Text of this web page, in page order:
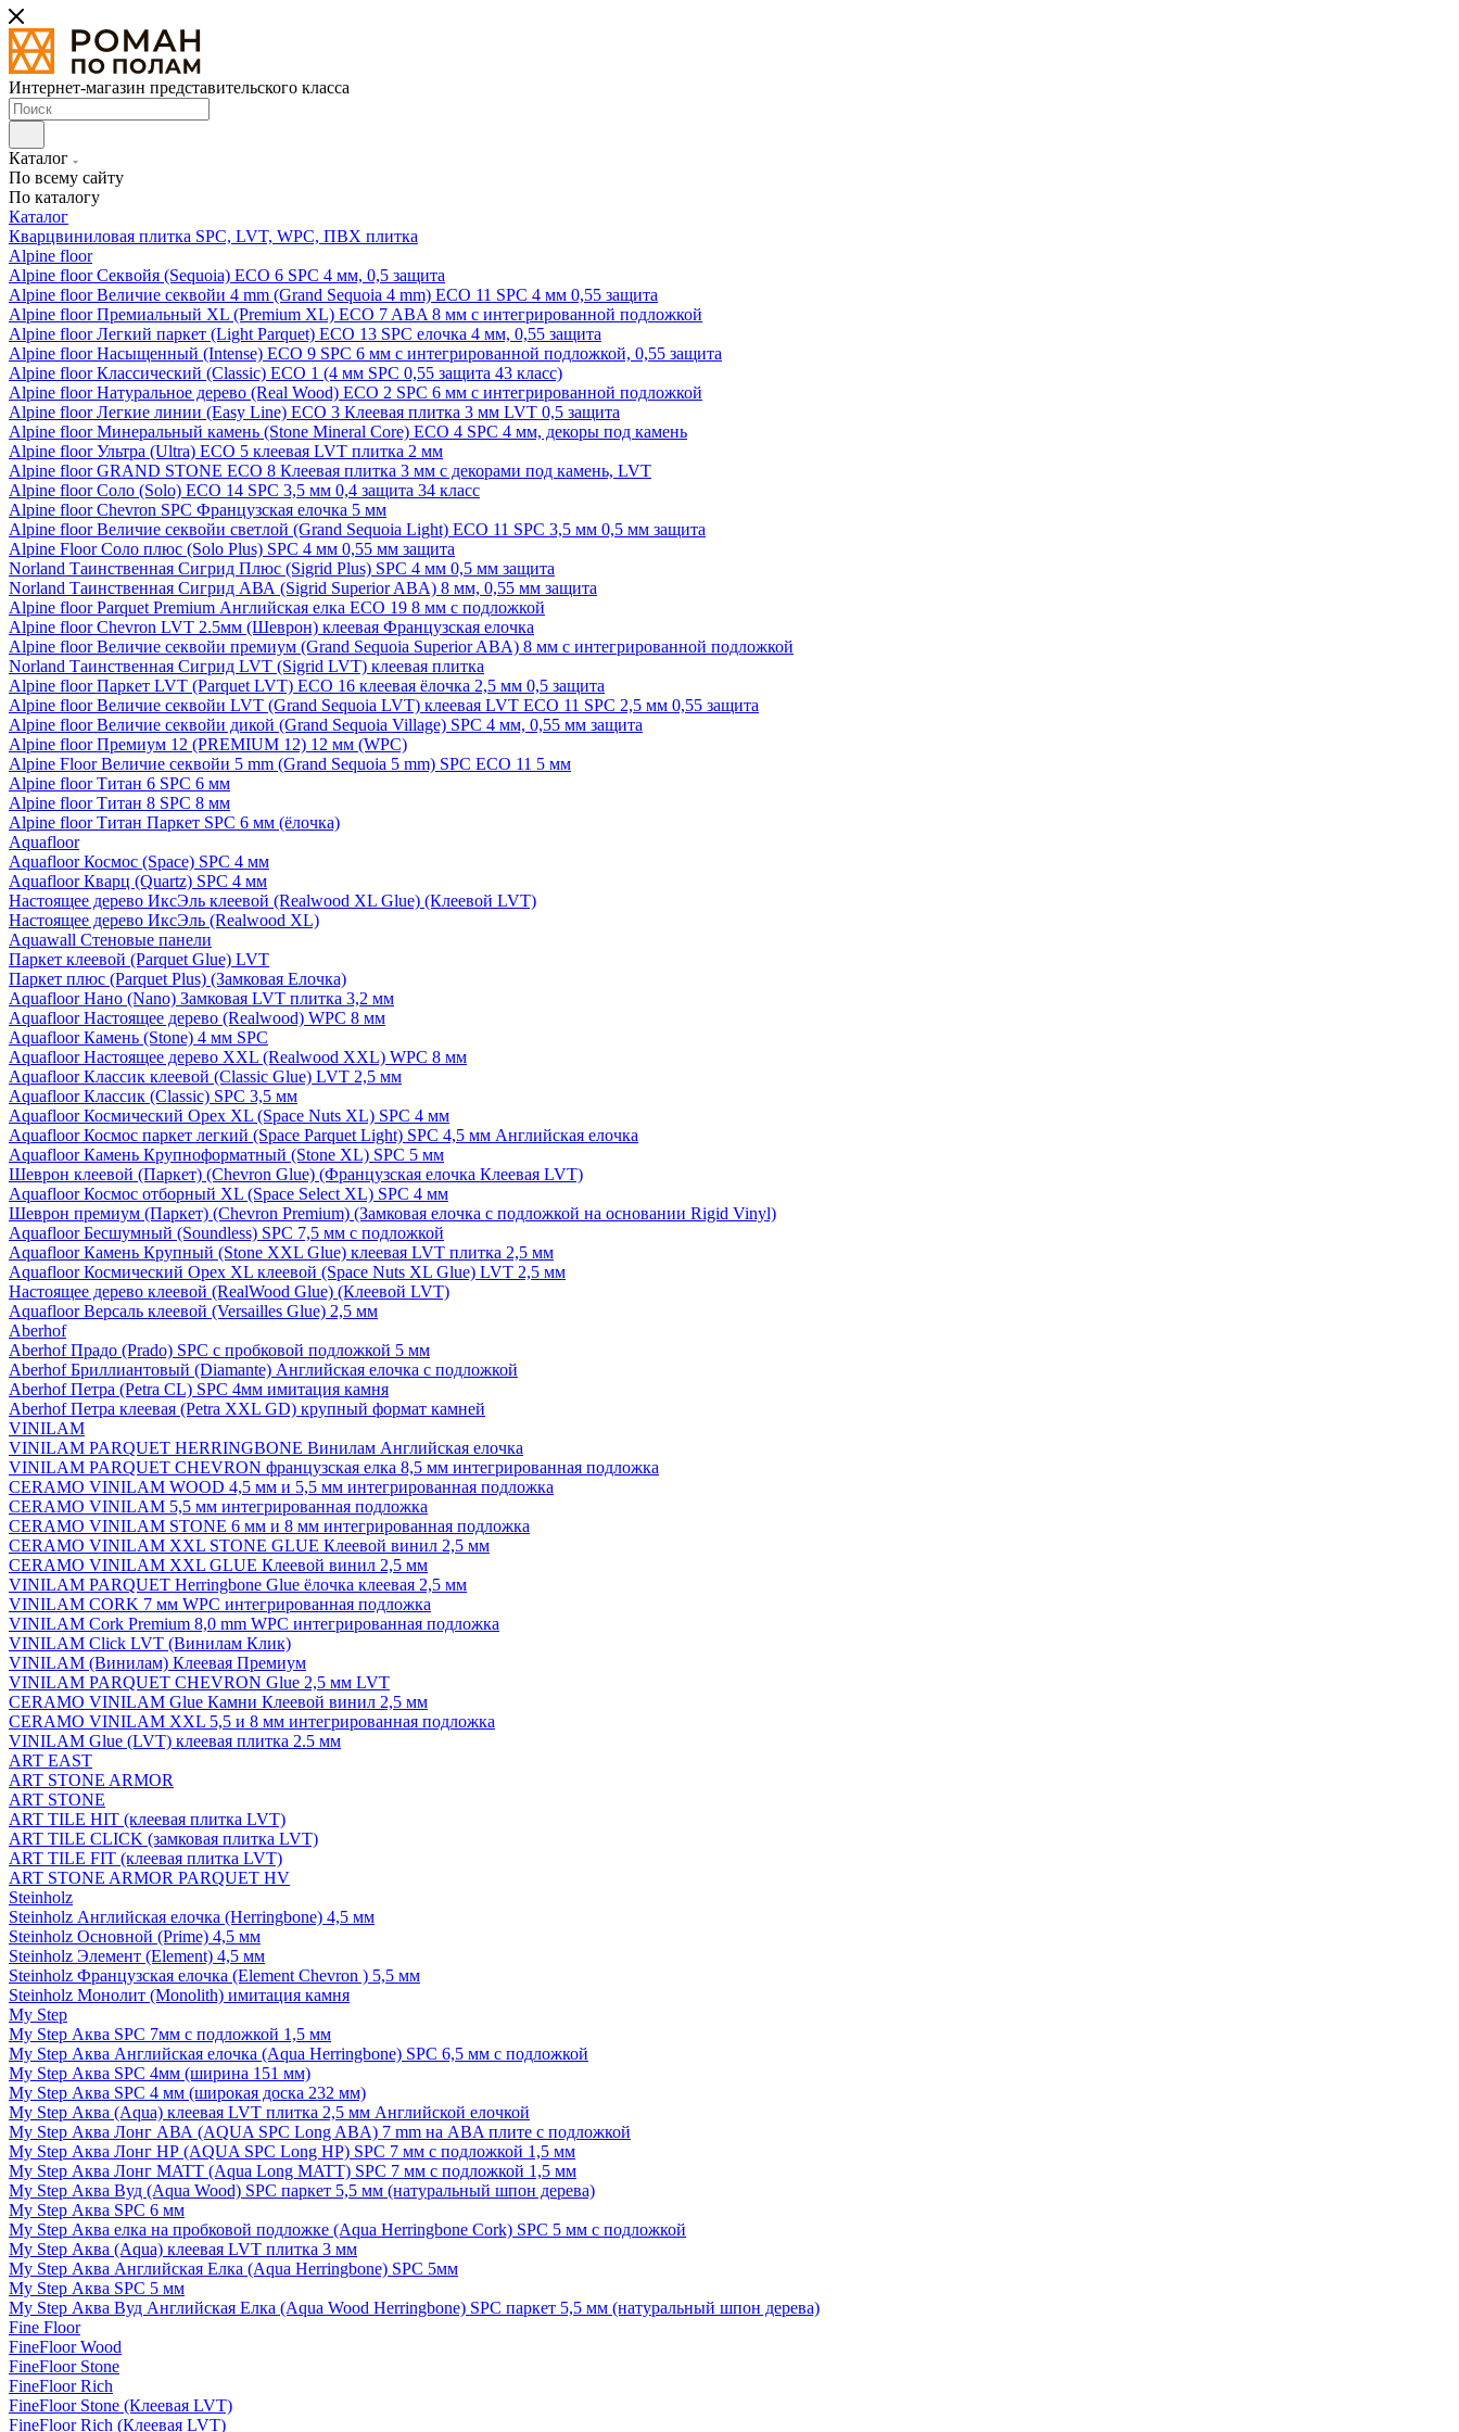
Интернет-магазин представительского класса
Каталог
По всему сайту
По каталогу
Каталог
Кварцвиниловая плитка SPC, LVT, WPC, ПВХ плитка
Alpine floor
Alpine floor Секвойя (Sequoia) ECO 6 SPC 4 мм, 0,5 защита
Alpine floor Величие секвойи 4 mm (Grand Sequoia 4 mm) ECO 11 SPC 4 мм 0,55 защита
Alpine floor Премиальный XL (Premium XL) ECO 7 ABA 8 мм с интегрированной подложкой
Alpine floor Легкий паркет (Light Parquet) ECO 13 SPC елочка 4 мм, 0,55 защита
Alpine floor Насыщенный (Intense) ECO 9 SPC 6 мм с интегрированной подложкой, 0,55 защита
Alpine floor Классический (Classic) ECO 1 (4 мм SPC 0,55 защита 43 класс)
Alpine floor Натуральное дерево (Real Wood) ECO 2 SPC 6 мм с интегрированной подложкой
Alpine floor Легкие линии (Easy Line) ECO 3 Клеевая плитка 3 мм LVT 0,5 защита
Alpine floor Минеральный камень (Stone Mineral Core) ECO 4 SPC 4 мм, декоры под камень
Alpine floor Ультра (Ultra) ECO 5 клеевая LVT плитка 2 мм
Alpine floor GRAND STONE ECO 8 Клеевая плитка 3 мм с декорами под камень, LVT
Alpine floor Соло (Solo) ECO 14 SPC 3,5 мм 0,4 защита 34 класс
Alpine floor Chevron SPC Французская елочка 5 мм
Alpine floor Величие секвойи светлой (Grand Sequoia Light) ECO 11 SPC 3,5 мм 0,5 мм защита
Alpine Floor Соло плюс (Solo Plus) SPC 4 мм 0,55 мм защита
Norland Таинственная Сигрид Плюс (Sigrid Plus) SPC 4 мм 0,5 мм защита
Norland Таинственная Сигрид АВА (Sigrid Superior ABA) 8 мм, 0,55 мм защита
Alpine floor Parquet Premium Английская елка ECO 19 8 мм с подложкой
Alpine floor Chevron LVT 2.5мм (Шеврон) клеевая Французская елочка
Alpine floor Величие секвойи премиум (Grand Sequoia Superior ABA) 8 мм с интегрированной подложкой
Norland Таинственная Сигрид LVT (Sigrid LVT) клеевая плитка
Alpine floor Паркет LVT (Parquet LVT) ECO 16 клеевая ёлочка 2,5 мм 0,5 защита
Alpine floor Величие секвойи LVT (Grand Sequoia LVT) клеевая LVT ECO 11 SPC 2,5 мм 0,55 защита
Alpine floor Величие секвойи дикой (Grand Sequoia Village) SPC 4 мм, 0,55 мм защита
Alpine floor Премиум 12 (PREMIUM 12) 12 мм (WPC)
Alpine Floor Величие секвойи 5 mm (Grand Sequoia 5 mm) SPC ECO 11 5 мм
Alpine floor Титан 6 SPC 6 мм
Alpine floor Титан 8 SPC 8 мм
Alpine floor Титан Паркет SPC 6 мм (ёлочка)
Aquafloor
Aquafloor Космос (Space) SPC 4 мм
Aquafloor Кварц (Quartz) SPC 4 мм
Настоящее дерево ИксЭль клеевой (Realwood XL Glue) (Клеевой LVT)
Настоящее дерево ИксЭль (Realwood XL)
Aquawall Стеновые панели
Паркет клеевой (Parquet Glue) LVT
Паркет плюс (Parquet Plus) (Замковая Елочка)
Aquafloor Нано (Nano) Замковая LVT плитка 3,2 мм
Aquafloor Настоящее дерево (Realwood) WPC 8 мм
Aquafloor Камень (Stone) 4 мм SPC
Aquafloor Настоящее дерево XXL (Realwood XXL) WPC 8 мм
Aquafloor Классик клеевой (Classic Glue) LVT 2,5 мм
Aquafloor Классик (Classic) SPC 3,5 мм
Aquafloor Космический Орех XL (Space Nuts XL) SPC 4 мм
Aquafloor Космос паркет легкий (Space Parquet Light) SPC 4,5 мм Английская елочка
Aquafloor Камень Крупноформатный (Stone XL) SPC 5 мм
Шеврон клеевой (Паркет) (Chevron Glue) (Французская елочка Клеевая LVT)
Aquafloor Космос отборный XL (Space Select XL) SPC 4 мм
Шеврон премиум (Паркет) (Chevron Premium) (Замковая елочка с подложкой на основании Rigid Vinyl)
Aquafloor Бесшумный (Soundless) SPC 7,5 мм с подложкой
Aquafloor Камень Крупный (Stone XXL Glue) клеевая LVT плитка 2,5 мм
Aquafloor Космический Орех XL клеевой (Space Nuts XL Glue) LVT 2,5 мм
Настоящее дерево клеевой (RealWood Glue) (Клеевой LVT)
Aquafloor Версаль клеевой (Versailles Glue) 2,5 мм
Aberhof
Aberhof Прадо (Prado) SPC с пробковой подложкой 5 мм
Aberhof Бриллиантовый (Diamante) Английская елочка с подложкой
Aberhof Петра (Petra CL) SPC 4мм имитация камня
Aberhof Петра клеевая (Petra XXL GD) крупный формат камней
VINILAM
VINILAM PARQUET HERRINGBONE Винилам Английская елочка
VINILAM PARQUET CHEVRON французская елка 8,5 мм интегрированная подложка
CERAMO VINILAM WOOD 4,5 мм и 5,5 мм интегрированная подложка
CERAMO VINILAM 5,5 мм интегрированная подложка
CERAMO VINILAM STONE 6 мм и 8 мм интегрированная подложка
CERAMO VINILAM XXL STONE GLUE Клеевой винил 2,5 мм
CERAMO VINILAM XXL GLUE Клеевой винил 2,5 мм
VINILAM PARQUET Herringbone Glue ёлочка клеевая 2,5 мм
VINILAM CORK 7 мм WPC интегрированная подложка
VINILAM Cork Premium 8,0 mm WPC интегрированная подложка
VINILAM Click LVT (Винилам Клик)
VINILAM (Винилам) Клеевая Премиум
VINILAM PARQUET CHEVRON Glue 2,5 мм LVT
CERAMO VINILAM Glue Камни Клеевой винил 2,5 мм
CERAMO VINILAM XXL 5,5 и 8 мм интегрированная подложка
VINILAM Glue (LVT) клеевая плитка 2.5 мм
ART EAST
ART STONE ARMOR
ART STONE
ART TILE HIT (клеевая плитка LVT)
ART TILE CLICK (замковая плитка LVT)
ART TILE FIT (клеевая плитка LVT)
ART STONE ARMOR PARQUET HV
Steinholz
Steinholz Английская елочка (Herringbone) 4,5 мм
Steinholz Основной (Prime) 4,5 мм
Steinholz Элемент (Element) 4,5 мм
Steinholz Французская елочка (Element Chevron ) 5,5 мм
Steinholz Монолит (Monolith) имитация камня
My Step
My Step Аква SPC 7мм c подложкой 1,5 мм
My Step Аква Английская елочка (Aqua Herringbone) SPC 6,5 мм с подложкой
My Step Аква SPC 4мм (ширина 151 мм)
My Step Аква SPC 4 мм (широкая доска 232 мм)
My Step Аква (Aqua) клеевая LVT плитка 2,5 мм Английской елочкой
My Step Аква Лонг АВА (AQUA SPC Long ABA) 7 mm на ABA плите с подложкой
My Step Аква Лонг НР (AQUA SPC Long HP) SPC 7 мм с подложкой 1,5 мм
My Step Аква Лонг MATT (Aqua Long MATT) SPC 7 мм с подложкой 1,5 мм
My Step Аква Вуд (Aqua Wood) SPC паркет 5,5 мм (натуральный шпон дерева)
My Step Аква SPC 6 мм
My Step Аква елка на пробковой подложке (Aqua Herringbone Cork) SPC 5 мм с подложкой
My Step Аква (Aqua) клеевая LVT плитка 3 мм
My Step Аква Английская Елка (Aqua Herringbone) SPC 5мм
My Step Аква SPC 5 мм
My Step Аква Вуд Английская Елка (Aqua Wood Herringbone) SPC паркет 5,5 мм (натуральный шпон дерева)
Fine Floor
FineFloor Wood
FineFloor Stone
FineFloor Rich
FineFloor Stone (Клеевая LVT)
FineFloor Rich (Клеевая LVT)